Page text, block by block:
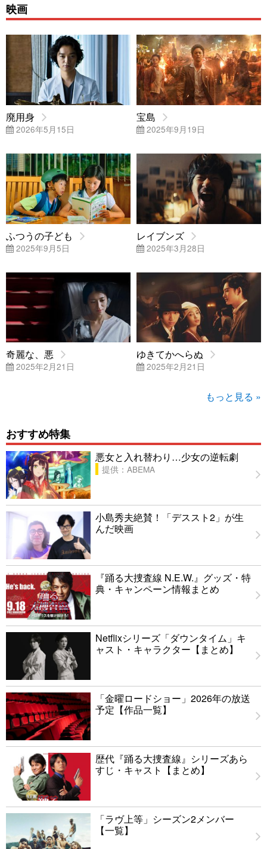
映画
廃用身
2026年5月15日
宝島
2025年9月19日
ふつうの子ども
2025年9月5日
レイブンズ
2025年3月28日
奇麗な、悪
2025年2月21日
ゆきてかへらぬ
2025年2月21日
もっと見る »
おすすめ特集
悪女と入れ替わり…少女の逆転劇
提供：ABEMA
小島秀夫絶賛！「デススト2」が生
んだ映画
『踊る大捜査線 N.E.W.』グッズ・特
典・キャンペーン情報まとめ
Netflixシリーズ「ダウンタイム」キ
ャスト・キャラクター【まとめ】
「金曜ロードショー」2026年の放送
予定【作品一覧】
歴代『踊る大捜査線』シリーズあら
すじ・キャスト【まとめ】
「ラヴ上等」シーズン2メンバー
【一覧】